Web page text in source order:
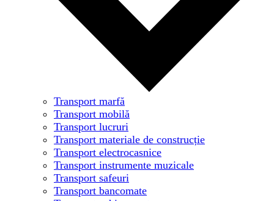
Transport marfă
Transport mobilă
Transport lucruri
Transport materiale de construcție
Transport electrocasnice
Transport instrumente muzicale
Transport safeuri
Transport bancomate